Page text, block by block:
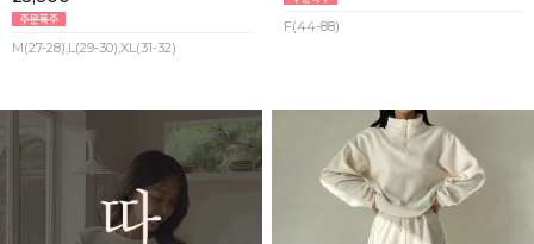
M(27-28),L(29-30),XL(31-32)
F(44-88)